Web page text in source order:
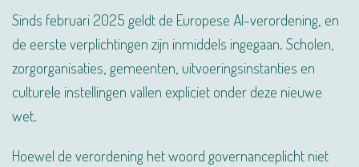
Sinds februari 2025 geldt de Europese AI-verordening, en
de eerste verplichtingen zijn inmiddels ingegaan. Scholen,
zorgorganisaties, gemeenten, uitvoeringsinstanties en
culturele instellingen vallen expliciet onder deze nieuwe
wet.
Hoewel de verordening het woord governanceplicht niet